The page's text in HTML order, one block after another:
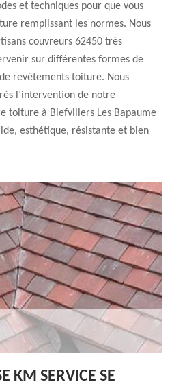
et techniques pour que vous
remplissant les normes. Nous
couvreurs 62450 très
sur différentes formes de
revêtements toiture. Nous
l’intervention de notre
toiture à Biefvillers Les Bapaume
esthétique, résistante et bien
KM SERVICE SE